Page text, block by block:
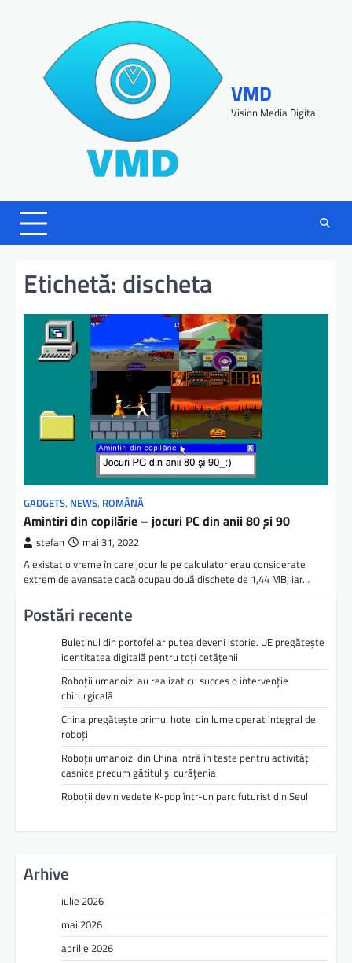
VMD
Vision Media Digital
Etichetă: discheta
GADGETS, NEWS, ROMÂNĂ
Amintiri din copilărie – jocuri PC din anii 80 şi 90
stefan mai 31, 2022
A existat o vreme în care jocurile pe calculator erau considerate
extrem de avansate dacă ocupau două dischete de 1,44 MB, iar…
Postări recente
Buletinul din portofel ar putea deveni istorie. UE pregătește
identitatea digitală pentru toți cetățenii
Roboții umanoizi au realizat cu succes o intervenție
chirurgicală
China pregătește primul hotel din lume operat integral de
roboți
Roboții umanoizi din China intră în teste pentru activități
casnice precum gătitul și curățenia
Roboții devin vedete K-pop într-un parc futurist din Seul
Arhive
iulie 2026
mai 2026
aprilie 2026